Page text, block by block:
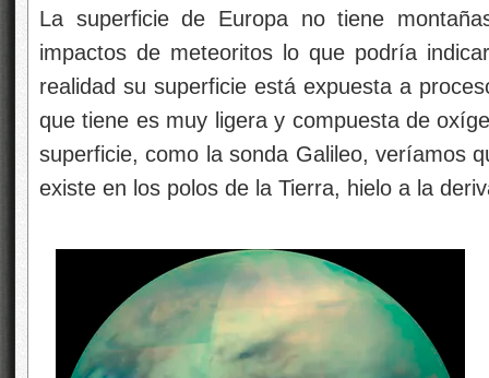
La superficie de Europa no tiene
impactos de meteoritos lo que podría
realidad su superficie está expuesta a
que tiene es muy ligera y compuesta de
superficie, como la sonda Galileo, veríamos
existe en los polos de la Tierra, hielo a la